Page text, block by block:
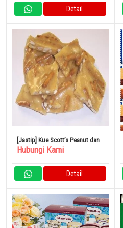
Detail
[Jastip] Kue Scott’s Peanut dan
Pretzel Putih 1 Pound
Hubungi Kami
Detail